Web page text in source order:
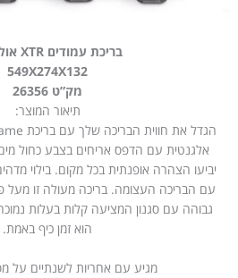
בריכת עמודים XTR אולטרה
549X274X132
מק”ט 26356
תיאור המוצר:
אלגנטית עם הדפס אריחים בצבע כחול
יביעו הצהרה אופנתית בכל מקום. בילוי
עם הבריכה העצומה. בריכה מעולה זו מעל
גבוהה עם סגנון המציעה קלות בעלות
הוא זמן כיף באמת.
מגיע עם אחריות לשנתיים על